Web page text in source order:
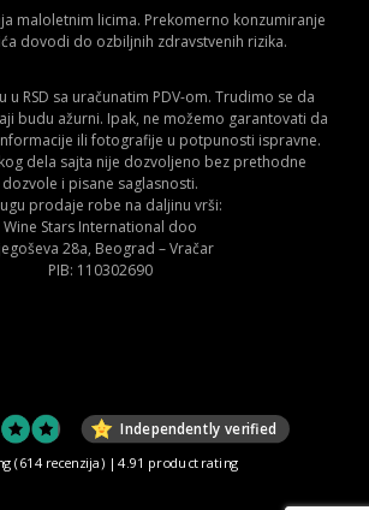
maloletnim licima. Prekomerno konzumiranje
dovodi do ozbiljnih zdravstvenih rizika.
u RSD sa uračunatim PDV-om. Trudimo se da
budu ažurni. Ipak, ne možemo garantovati da
ili fotografije u potpunosti ispravne.
dela sajta nije dozvoljeno bez prethodne
dozvole i pisane saglasnosti.
prodaje robe na daljinu vrši:
Wine Stars International doo
28a, Beograd – Vračar
PIB: 110302690
Independently verified
(614 recenzija) |4.91 product rating